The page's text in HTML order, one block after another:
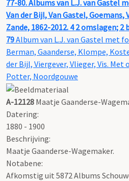
77-80. Albums van L.J. van Gastel
Van der Bijl, Van Gastel, Goemans,
Zande, 1862-2012. 4 2 omslagen; 2
79Album van L.J. van Gastel met
Berman, Gaanderse, Klompe,
der Bijl, Viergever, Vlieger, Vis. Met
Potter, Noordgouwe
A-12128 Maatje Gaanderse-
Datering:
1880 - 1900
Beschrijving:
Maatje Gaanderse-Wagemaker.
Notabene:
Afkomstig uit 5872 Albums